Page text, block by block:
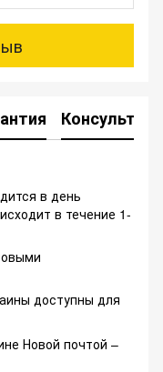
в день
в течение 1-
доступны для
Новой почтой –